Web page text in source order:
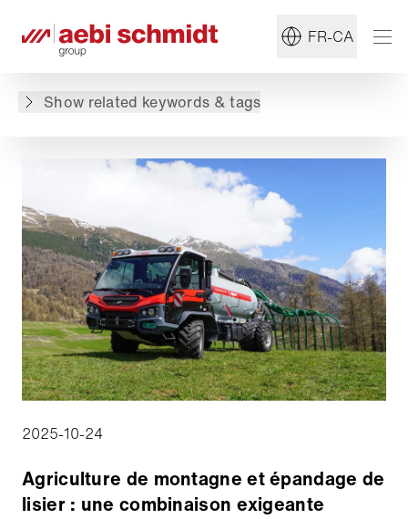
FR-CA
Show related keywords & tags
#Agriculture
2025-10-24
Agriculture de montagne et épandage de
lisier : une combinaison exigeante